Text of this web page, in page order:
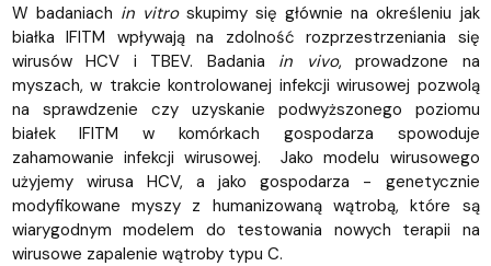
W badaniach in vitroskupimy się głównie na określeniu jak
białka IFITM wpływają na zdolność rozprzestrzeniania się
wirusów HCV i TBEV. Badania in vivo, prowadzone na
myszach, w trakcie kontrolowanej infekcji wirusowej pozwolą
na sprawdzenie czy uzyskanie podwyższonego poziomu
białek IFITM w komórkach gospodarza spowoduje
zahamowanie infekcji wirusowej. Jako modelu wirusowego
użyjemy wirusa HCV, a jako gospodarza - genetycznie
modyfikowane myszy z humanizowaną wątrobą, które są
wiarygodnym modelem do testowania nowych terapii na
wirusowe zapalenie wątroby typu C.